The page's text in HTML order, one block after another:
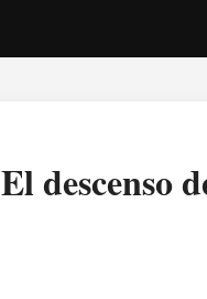
El descenso